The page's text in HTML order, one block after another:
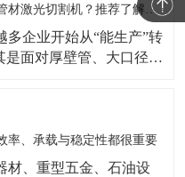
背后的重要推动力正是为什么越来越多企业关注重型金属管材激光切割机？推荐了解力星激光
多企业开始从“能生产”转
是面对厚壁管、大口径
、适应型材多、自动
造企业升级设备时的重
率、承载与稳定性都很重要
材、重型五金、石油设